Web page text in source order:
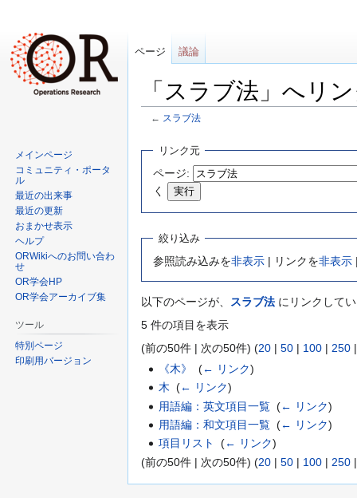
「スラブ法」へリ
← スラブ法
シ
移
動
動
リンク元
ページ:
く
絞り込み
参照読み込みを非表示 | リンクを非表示
以下のページが、 スラブ法 にリンクして
5 件の項目を表示
(前の50件 | 次の50件) (20 | 50 | 100 | 250
《木》
‎(← リンク)
木 ‎(← リンク)
用語編：英文項目一覧 ‎(← リンク)
用語編：和文項目一覧 ‎(← リンク)
項目リスト
‎(← リンク)
(前の50件 | 次の50件) (20 | 50 | 100 | 250
ページ 議論
メインページ
コミュニティ・ポータ
ル
最近の出来事
最近の更新
おまかせ表示
ヘルプ
ORWikiへのお問い合わ
せ
OR学会HP
OR学会アーカイブ集
ツール
特別ページ
印刷用バージョン